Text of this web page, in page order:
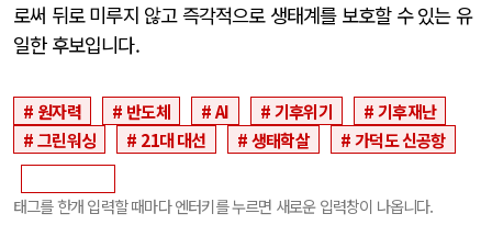
로써 뒤로 미루지 않고 즉각적으로 생태계를 보호할 수 있는 유
일한 후보입니다.
원자력 반도체 AI 기후위기
기후재난
그린워싱
21대 대선 생태학살 가덕도 신공항
태그를 한개 입력할 때마다 엔터키를 누르면 새로운 입력창이 나옵니다.